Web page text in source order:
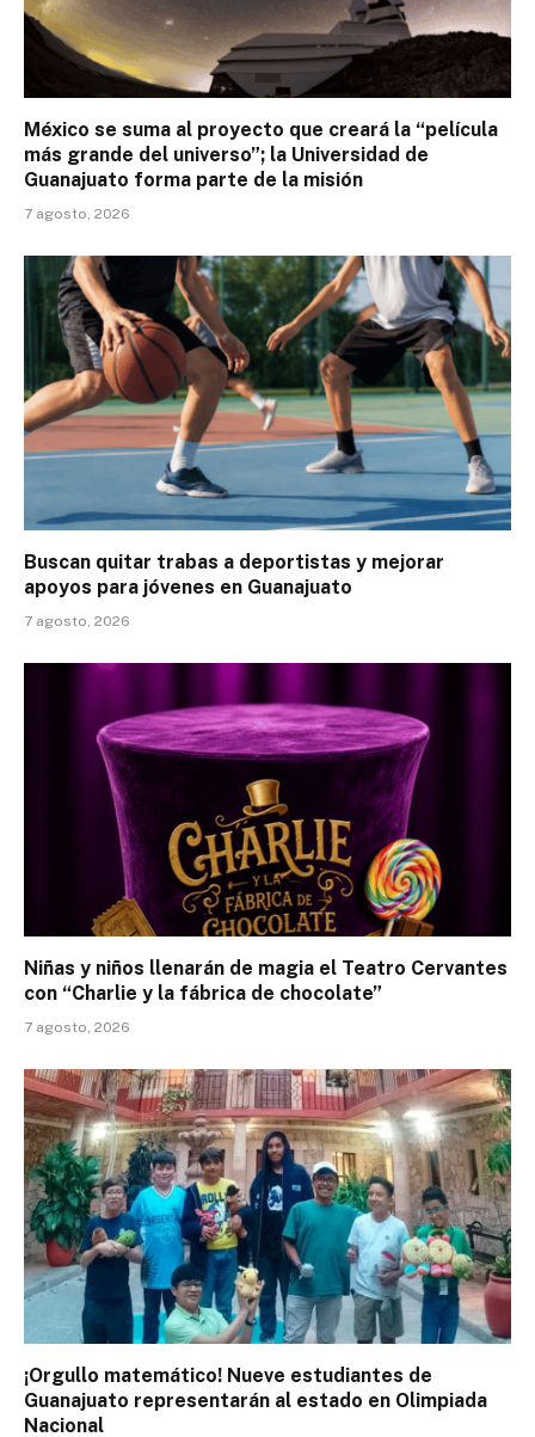
México se suma al proyecto que creará la “película
más grande del universo”; la Universidad de
Guanajuato forma parte de la misión
7 agosto, 2026
Buscan quitar trabas a deportistas y mejorar
apoyos para jóvenes en Guanajuato
7 agosto, 2026
Niñas y niños llenarán de magia el Teatro Cervantes
con “Charlie y la fábrica de chocolate”
7 agosto, 2026
¡Orgullo matemático! Nueve estudiantes de
Guanajuato representarán al estado en Olimpiada
Nacional